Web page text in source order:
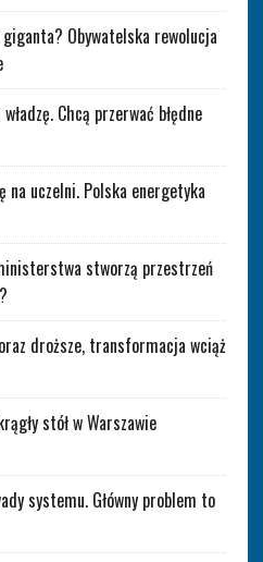
Obywatelska rewolucja
Chcą przerwać błędne
na uczelni. Polska energetyka
stworzą przestrzeń
droższe, transformacja wciąż
stół w Warszawie
systemu. Główny problem to